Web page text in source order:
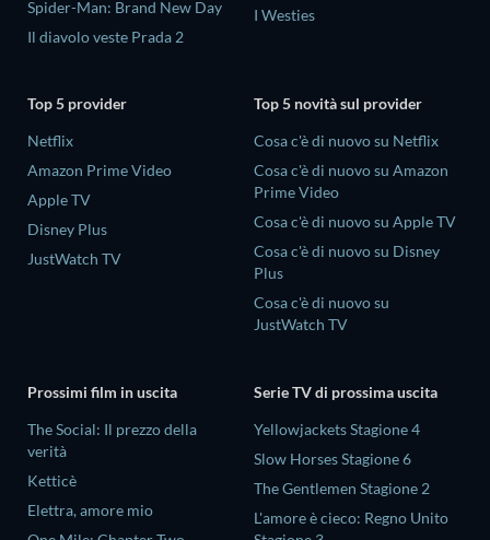
Spider-Man: Brand New Day
Il diavolo veste Prada 2
I Westies
Top 5 provider
Netflix
Amazon Prime Video
Apple TV
Disney Plus
JustWatch TV
Top 5 novità sul provider
Cosa c'è di nuovo su Netflix
Cosa c'è di nuovo su Amazon
Prime Video
Cosa c'è di nuovo su Apple TV
Cosa c'è di nuovo su Disney
Plus
Cosa c'è di nuovo su
JustWatch TV
Prossimi film in uscita
The Social: Il prezzo della
verità
Ketticè
Elettra, amore mio
Serie TV di prossima uscita
Yellowjackets Stagione 4
Slow Horses Stagione 6
The Gentlemen Stagione 2
L'amore è cieco: Regno Unito